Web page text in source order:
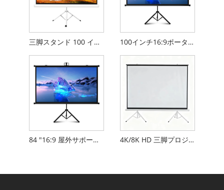
三脚スタンド 100 インチ 4K HD 16:9 モバイルプロジェクタースクリーン 100インチ16:9ポータブル三脚投影スクリーン
84 "16:9 屋外サポート画面 4K/8K HD 三脚プロジェクタースクリーン